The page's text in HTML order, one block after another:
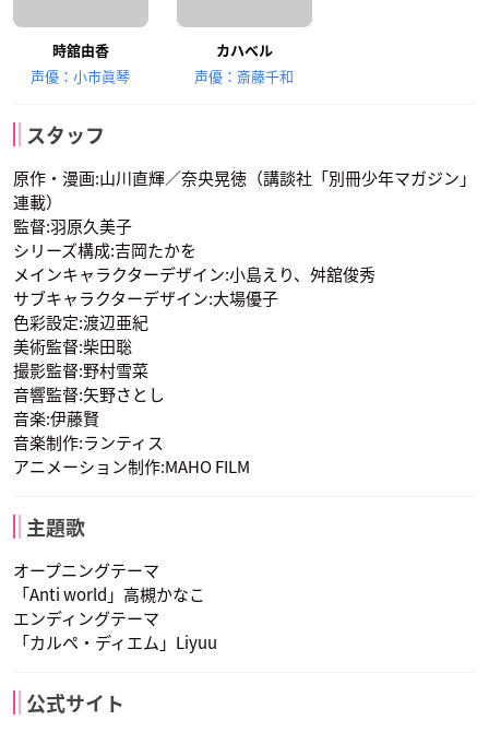
時舘由香
声優：小市眞琴
カハベル
声優：斎藤千和
スタッフ
原作・漫画:山川直輝／奈央晃徳（講談社「別冊少年マガジン」
連載）
監督:羽原久美子
シリーズ構成:吉岡たかを
メインキャラクターデザイン:小島えり、舛舘俊秀
サブキャラクターデザイン:大場優子
色彩設定:渡辺亜紀
美術監督:柴田聡
撮影監督:野村雪菜
音響監督:矢野さとし
音楽:伊藤賢
音楽制作:ランティス
アニメーション制作:MAHO FILM
主題歌
オープニングテーマ
「Anti world」高槻かなこ
エンディングテーマ
「カルペ・ディエム」Liyuu
公式サイト